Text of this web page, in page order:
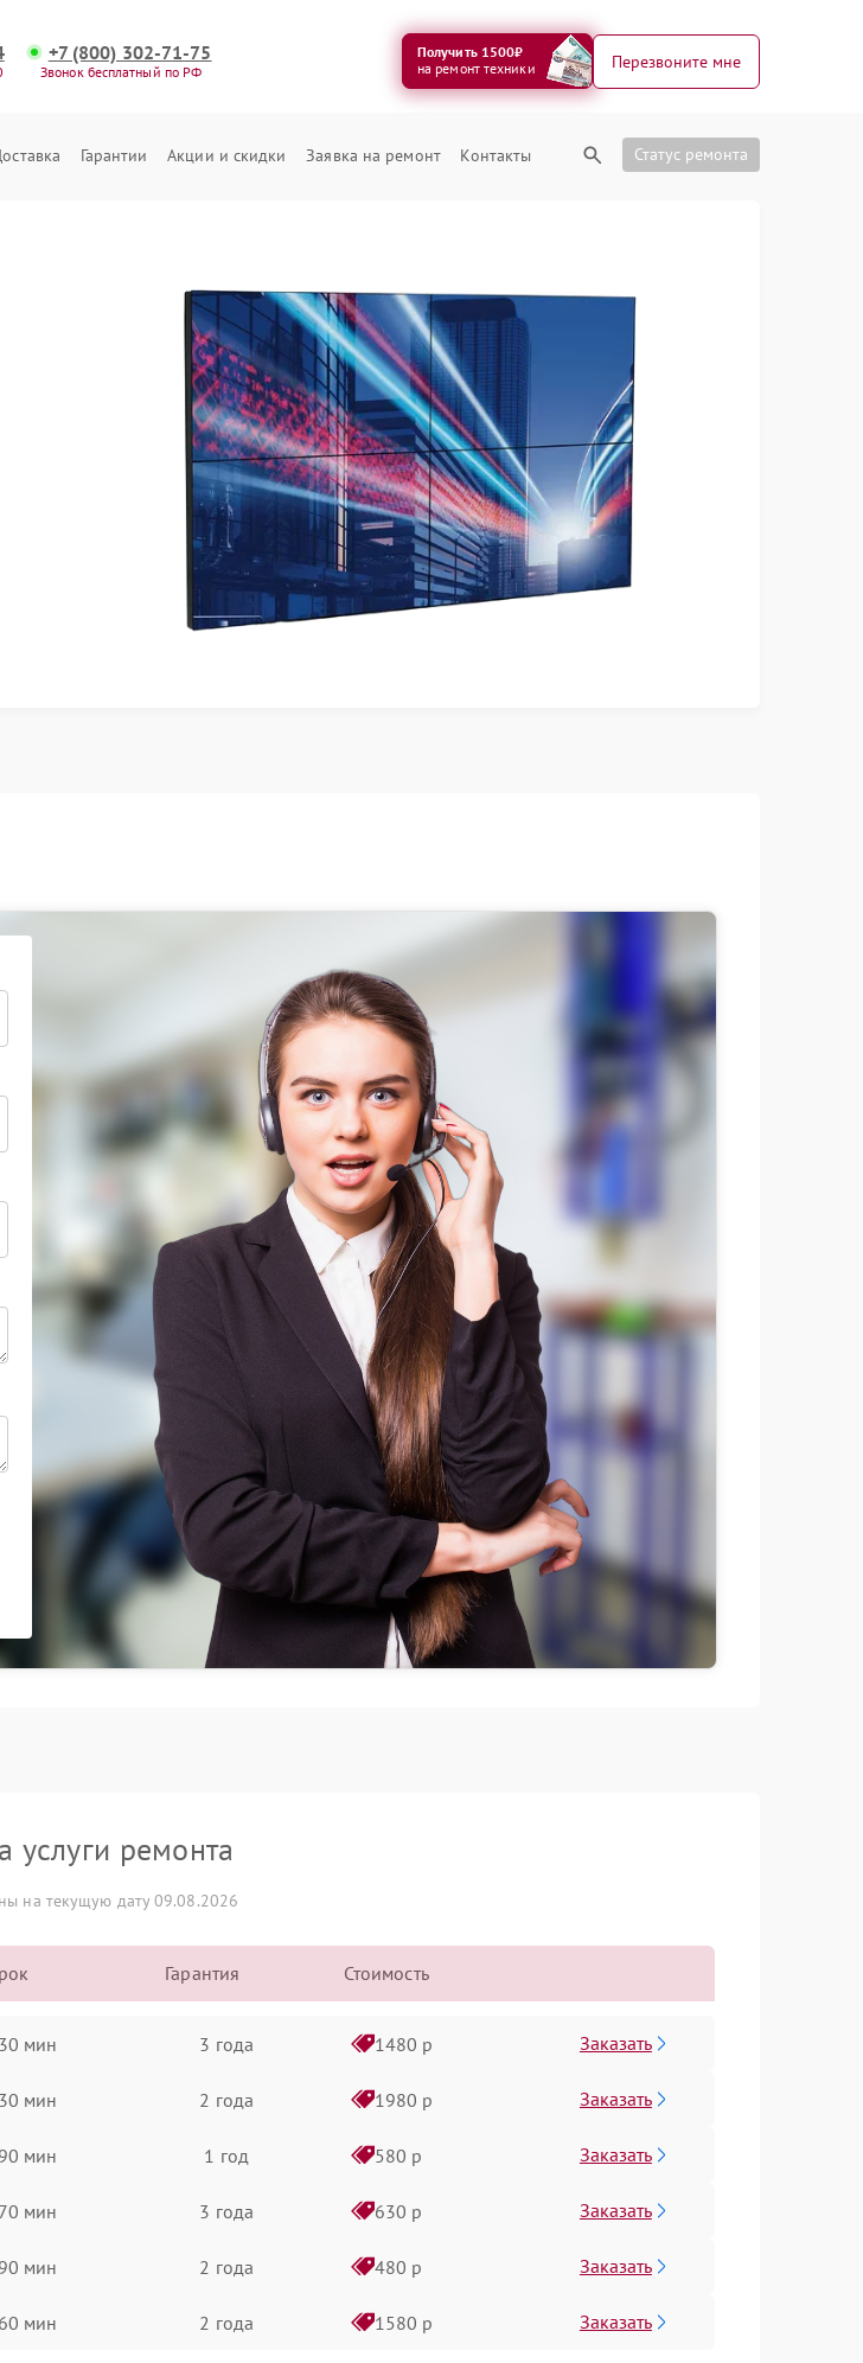
+7 (800) 302-71-75
Звонок бесплатный по РФ
Получить 1500₽
на ремонт техники
Перезвоните мне
Гарантии Акции и скидки Заявка на ремонт Контакты Статус ремонта
услуги ремонта
на текущую дату 09.08.2026
Гарантия Стоимость
30 мин 3 года 1480 р Заказать
30 мин 2 года 1980 р Заказать
90 мин 1 год 580 р Заказать
70 мин 3 года 630 р Заказать
90 мин 2 года 480 р Заказать
60 мин 2 года 1580 р Заказать